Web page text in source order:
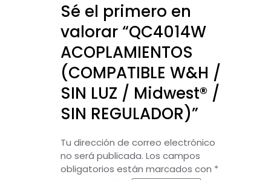
Sé el primero en
valorar “QC4014W
ACOPLAMIENTOS
(COMPATIBLE W&H /
SIN LUZ / Midwest® /
SIN REGULADOR)”
Tu dirección de correo electrónico
no será publicada. Los campos
obligatorios están marcados con *